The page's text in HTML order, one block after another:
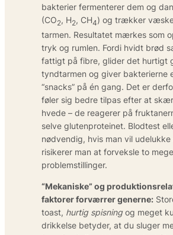
bakterier fermenterer dem og
(CO2, H2, CH4) og trækker
tarmen. Resultatet mærkes som
tryk og rumlen. Fordi hvidt brød
fattigt på fibre, glider det hurtigt
tyndtarmen og giver bakterierne
“snacks” på én gang. Det er
føler sig bedre tilpas efter at
hvede – de reagerer på
selve glutenproteinet. Blodtest
nødvendig, hvis man vil udelukke
risikerer man at forveksle to
problemstillinger.
“Mekaniske” og
faktorer forværrer generne:
toast, hurtig spisningog meget
drikkelse betyder, at du sluger